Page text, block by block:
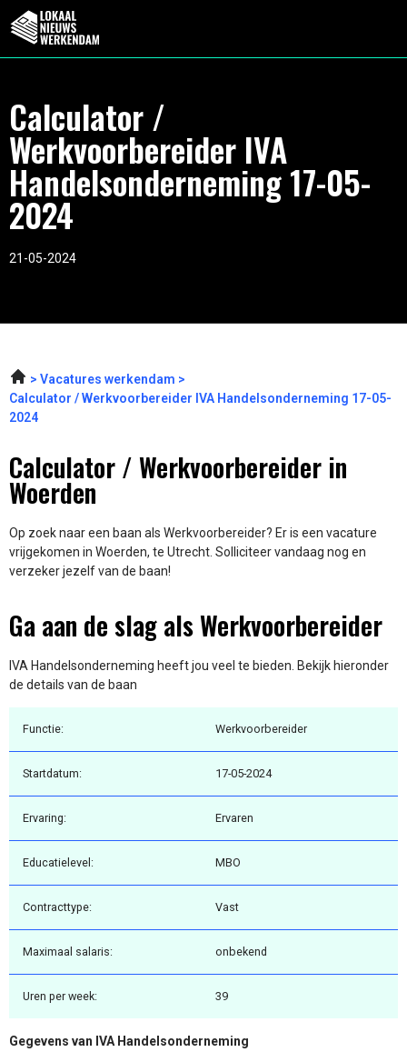
Calculator /
Werkvoorbereider IVA
Handelsonderneming 17-05-
2024
21-05-2024
Vacatures werkendam
Calculator / Werkvoorbereider IVA Handelsonderneming 17-05-
2024
Calculator / Werkvoorbereider in
Woerden
Op zoek naar een baan als Werkvoorbereider? Er is een vacature
vrijgekomen in Woerden, te Utrecht. Solliciteer vandaag nog en
verzeker jezelf van de baan!
Ga aan de slag als Werkvoorbereider
IVA Handelsonderneming heeft jou veel te bieden. Bekijk hieronder
de details van de baan
Functie: Werkvoorbereider
Startdatum: 17-05-2024
Ervaring: Ervaren
Educatielevel: MBO
Contracttype: Vast
Maximaal salaris: onbekend
Uren per week: 39
Gegevens van IVA Handelsonderneming